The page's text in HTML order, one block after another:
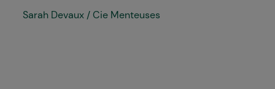
Sarah Devaux / Cie Menteuses